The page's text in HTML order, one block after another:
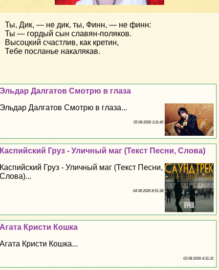
Ты, Дик, — не дик, ты, Финн, — не финн:
Ты — гордый сын славян-поляков.
Высоцкий счастлив, как кретин,
Тебе посланье накалякав.
Эльдар Далгатов Смотрю в глаза
Эльдар Далгатов Смотрю в глаза...
05 08 2026 3:11:40
Каспийский Груз - Уличный маг (Текст Песни, Слова)
Каспийский Груз - Уличный маг (Текст Песни,
Слова)...
04 08 2026 8:51:38
Агата Кристи Кошка
Агата Кристи Кошка...
03 08 2026 4:31:31